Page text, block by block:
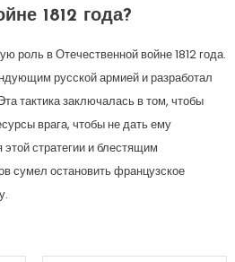
1812 года?
роль в Отечественной войне 1812 года.
русской армией и разработал
тактика заключалась в том, чтобы
врага, чтобы не дать ему
стратегии и блестящим
сумел остановить французское